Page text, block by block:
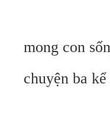
mong con
chuyện ba